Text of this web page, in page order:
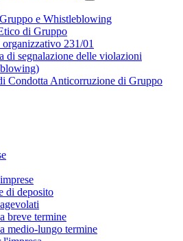
e Whistleblowing
di Gruppo
231/01
di segnalazione delle violazioni
Condotta Anticorruzione di Gruppo
di deposito
breve termine
medio-lungo termine